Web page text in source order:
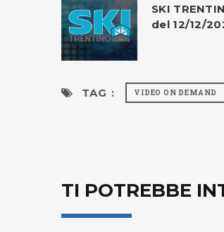
SKI
del 12/12/
TAG : VIDEO ON DEMAND
TI POTREBBE